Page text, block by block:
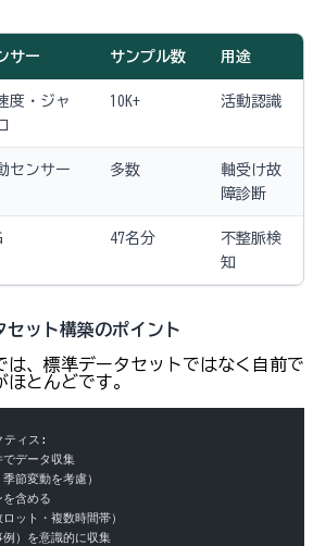
サー サンプル数 用途
度・ジャ
10K+ 活動認識
センサー 多数
軸受け故
障診断
47名分
不整脈検
知
セット構築のポイント
は、標準データセットではなく自前で
とんどです。
ティス:
データ収集
節変動を考慮）
含める
ット・複数時間帯）
）を意識的に収集